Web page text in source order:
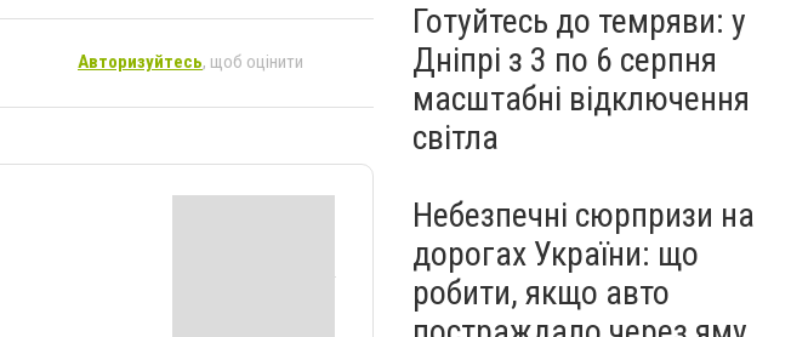
Авторизуйтесь, щоб оцінити
Готуйтесь до темряви: у
Дніпрі з 3 по 6 серпня
масштабні відключення
світла
Небезпечні сюрпризи на
дорогах України: що
робити, якщо авто